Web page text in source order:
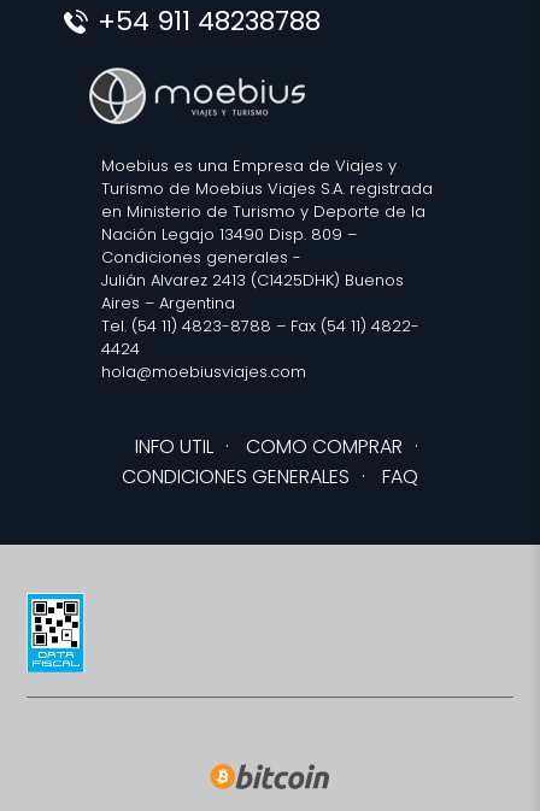
+54 911 48238788
Moebius es una Empresa de Viajes y
Turismo de Moebius Viajes S.A. registrada
en Ministerio de Turismo y Deporte de la
Nación Legajo 13490 Disp. 809 –
Condiciones generales -
Julián Alvarez 2413 (C1425DHK) Buenos
Aires – Argentina
Tel. (54 11) 4823-8788 – Fax (54 11) 4822-
4424
hola@moebiusviajes.com
INFO UTIL · COMO COMPRAR ·
CONDICIONES GENERALES · FAQ